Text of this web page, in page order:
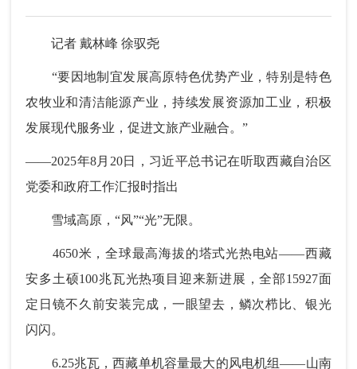
记者 戴林峰 徐驭尧
“要因地制宜发展高原特色优势产业，特别是特色
农牧业和清洁能源产业，持续发展资源加工业，积极
发展现代服务业，促进文旅产业融合。”
——2025年8月20日，习近平总书记在听取西藏自治区
党委和政府工作汇报时指出
雪域高原，“风”“光”无限。
4650米，全球最高海拔的塔式光热电站——西藏
安多土硕100兆瓦光热项目迎来新进展，全部15927面
定日镜不久前安装完成，一眼望去，鳞次栉比、银光
闪闪。
6.25兆瓦，西藏单机容量最大的风电机组——山南